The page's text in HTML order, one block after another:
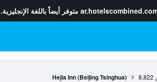
متوفر أيضاً باللغة الإنجليزية.
8,822
Hejia Inn (Beijing Tsinghua)